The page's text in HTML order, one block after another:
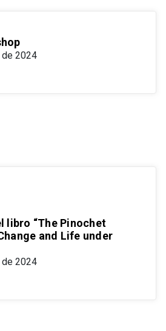
2024
libro “The Pinochet
and Life under
2024